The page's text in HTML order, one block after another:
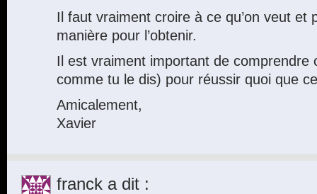
Il faut vraiment croire à ce qu’on veut et
manière pour l’obtenir.
Il est vraiment important de comprendre
comme tu le dis) pour réussir quoi que
Amicalement,
Xavier
franck a dit :